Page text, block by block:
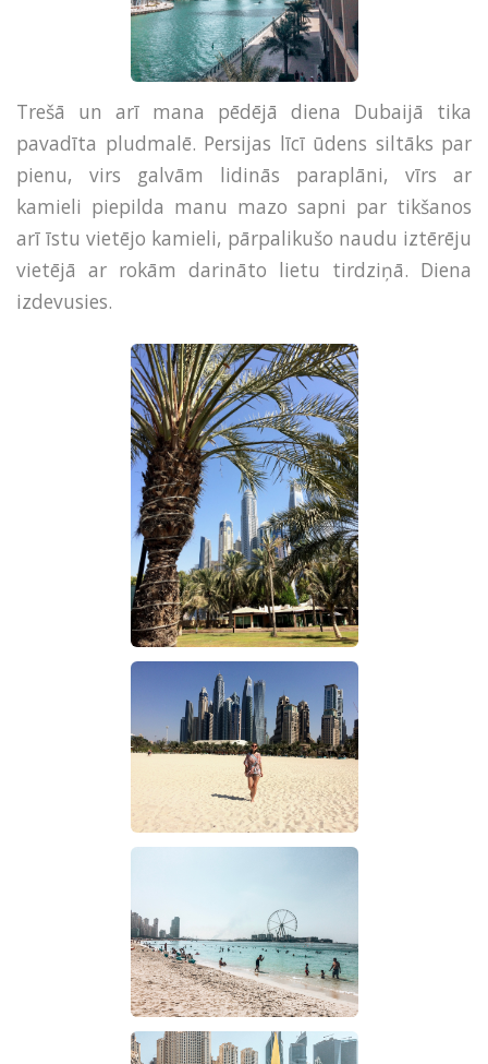
Trešā un arī mana pēdējā diena Dubaijā tika
pavadīta pludmalē. Persijas līcī ūdens siltāks par
pienu, virs galvām lidinās paraplāni, vīrs ar
kamieli piepilda manu mazo sapni par tikšanos
arī īstu vietējo kamieli, pārpalikušo naudu iztērēju
vietējā ar rokām darināto lietu tirdziņā. Diena
izdevusies.